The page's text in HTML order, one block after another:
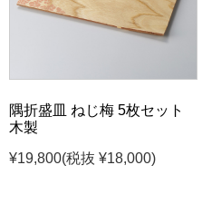
隅折盛皿 ねじ梅 5枚セット
木製
¥19,800(税抜 ¥18,000)